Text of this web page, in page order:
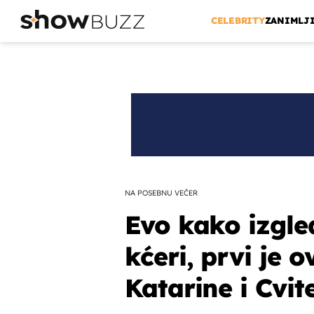
CELEBRITY
NA POSEBNU VEČER
Evo kako
kćeri, prvi je
Katarine i